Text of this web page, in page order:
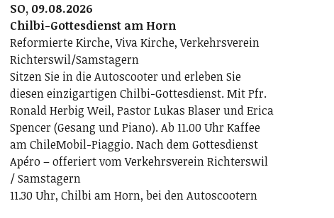
SO, 09.08.2026
Chilbi-Gottesdienst am Horn
Reformierte Kirche, Viva Kirche, Verkehrsverein
Richterswil/Samstagern
Sitzen Sie in die Autoscooter und erleben Sie
diesen einzigartigen Chilbi-Gottesdienst. Mit Pfr.
Ronald Herbig Weil, Pastor Lukas Blaser und Erica
Spencer (Gesang und Piano). Ab 11.00 Uhr Kaffee
am ChileMobil-Piaggio. Nach dem Gottesdienst
Apéro – offeriert vom Verkehrsverein Richterswil
/ Samstagern
11.30 Uhr, Chilbi am Horn, bei den Autoscootern